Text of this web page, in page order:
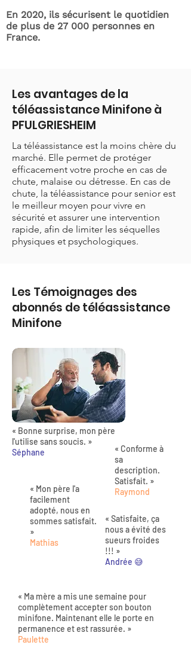
En 2020, ils sécurisent le quotidien
de plus de 27 000 personnes en
France.
Les avantages de la
téléassistance Minifone à
PFULGRIESHEIM
La téléassistance est la moins chère du
marché. Elle permet de protéger
efficacement votre proche en cas de
chute, malaise ou détresse. En cas de
chute, la téléassistance pour senior est
le meilleur moyen pour vivre en
sécurité et assurer une intervention
rapide, afin de limiter les séquelles
physiques et psychologiques.
Les Témoignages des
abonnés de téléassistance
Minifone
« Bonne surprise, mon père
l'utilise sans soucis. »
Séphane
« Mon père l'a
facilement
adopté, nous en
sommes satisfait.
»
Mathias
« Conforme à
sa
description.
Satisfait. »
Raymond
« Satisfaite, ça
nous a évité des
sueurs froides
!!! »
Andrée 😅
« Ma mère a mis une semaine pour
complètement accepter son bouton
minifone. Maintenant elle le porte en
permanence et est rassurée. »
Paulette